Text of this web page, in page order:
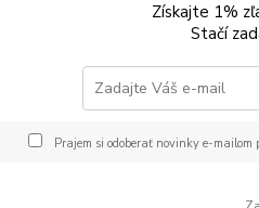
Získajte 1%
Stačí
Prajem si odoberať novinky e-mailom